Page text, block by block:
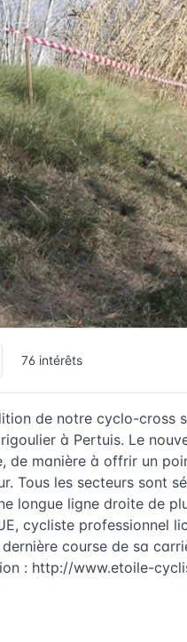
76 intérêts
de notre cyclo-cross
à Pertuis. Le
de manière à offrir un
Tous les secteurs sont
longue ligne droite de
cycliste professionnel
course de sa
: http://www.etoile-